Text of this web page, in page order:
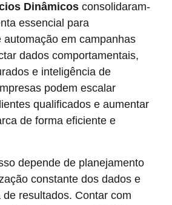
Dinâmicos consolidaram-
essencial para
automação em campanhas
dados comportamentais,
e inteligência de
podem escalar
qualificados e aumentar
de forma eficiente e
depende de planejamento
constante dos dados e
resultados. Contar com